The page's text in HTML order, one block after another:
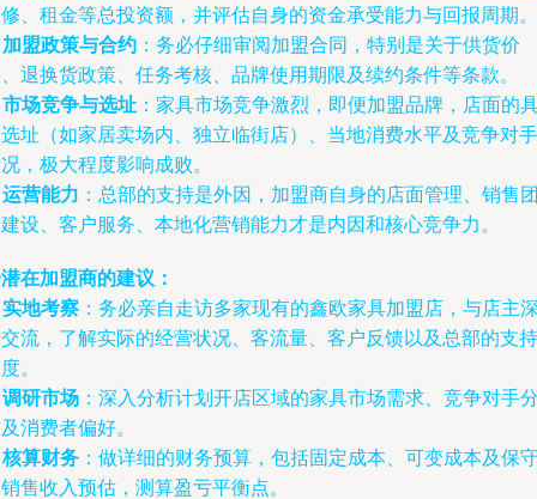
、租金等总投资额，并评估自身的资金承受能力与回报周期。
加盟政策与合约 ：务必仔细审阅加盟合同，特别是关于供货价
退换货政策、任务考核、品牌使用期限及续约条件等条款。
市场竞争与选址 ：家具市场竞争激烈，即便加盟品牌，店面的
址（如家居卖场内、独立临街店）、当地消费水平及竞争对手
，极大程度影响成败。
运营能力 ：总部的支持是外因，加盟商自身的店面管理、销售
设、客户服务、本地化营销能力才是内因和核心竞争力。
在加盟商的建议：
实地考察 ：务必亲自走访多家现有的鑫欧家具加盟店，与店主
流，了解实际的经营状况、客流量、客户反馈以及总部的支持
。
调研市场 ：深入分析计划开店区域的家具市场需求、竞争对手
消费者偏好。
核算财务 ：做详细的财务预算，包括固定成本、可变成本及保
售收入预估，测算盈亏平衡点。